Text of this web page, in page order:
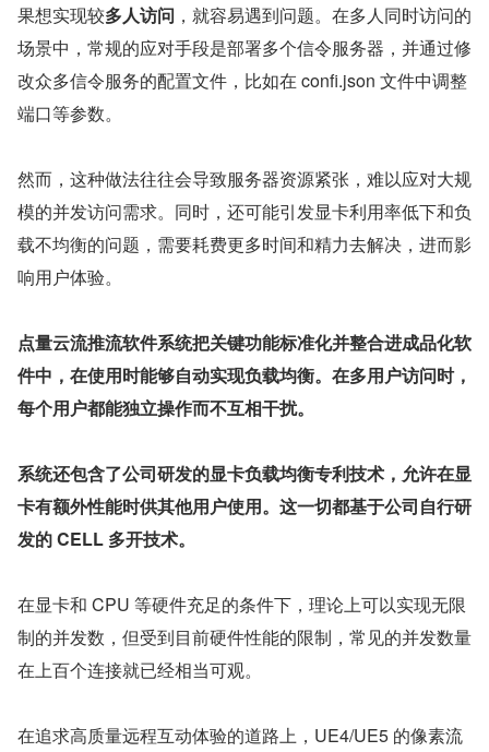
果想实现较多人访问 ，就容易遇到问题。在多人同时访问的
场景中，常规的应对手段是部署多个信令服务器，并通过修
改众多信令服务的配置文件，比如在 confi.json 文件中调整
端口等参数。
然而，这种做法往往会导致服务器资源紧张，难以应对大规
模的并发访问需求。同时，还可能引发显卡利用率低下和负
载不均衡的问题，需要耗费更多时间和精力去解决，进而影
响用户体验。
点量云流推流软件系统把关键功能标准化并整合进成品化软
件中，在使用时能够自动实现负载均衡。在多用户访问时，
每个用户都能独立操作而不互相干扰。
系统还包含了公司研发的显卡负载均衡专利技术，允许在显
卡有额外性能时供其他用户使用。这一切都基于公司自行研
发的 CELL 多开技术。
在显卡和 CPU 等硬件充足的条件下，理论上可以实现无限
制的并发数，但受到目前硬件性能的限制，常见的并发数量
在上百个连接就已经相当可观。
在追求高质量远程互动体验的道路上，UE4/UE5 的像素流